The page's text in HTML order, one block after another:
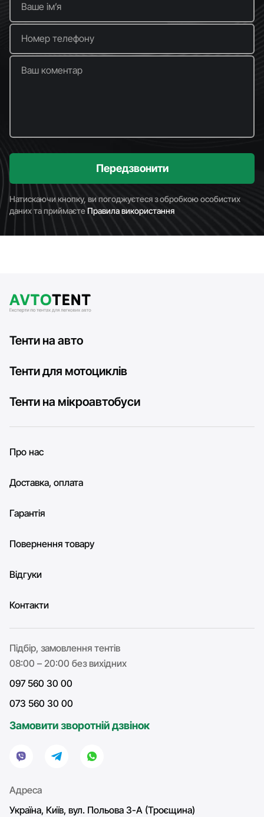
Ваше імʼя
Номер телефону
Ваш коментар
Передзвонити
Натискаючи кнопку, ви погоджуєтеся з обробкою особистих
даних та приймаєтеПравила використання
Тенти на авто
Тенти для мотоциклів
Тенти на мікроавтобуси
Про нас
Доставка, оплата
Гарантія
Повернення товару
Відгуки
Контакти
Підбір, замовлення тентів
08:00 – 20:00 без вихідних
097 560 30 00
073 560 30 00
Замовити зворотній дзвінок
Адреса
Україна, Київ, вул. Польова 3-А (Троєщина)